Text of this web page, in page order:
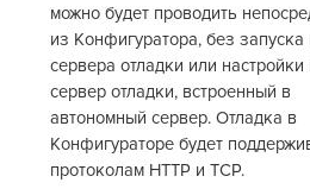
можно будет проводить
из Конфигуратора, без
сервера отладки или настройки
сервер отладки, встроенный в
автономный сервер. Отладка в
Конфигураторе будет
протоколам HTTP и TCP.